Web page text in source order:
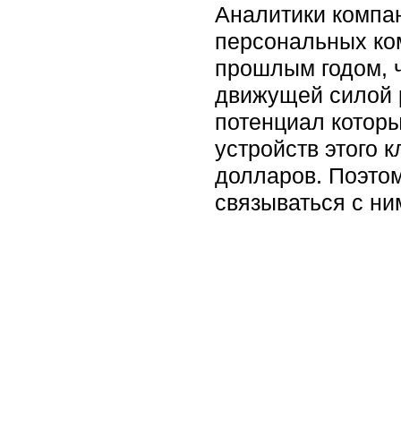
Аналитики
персональных
прошлым годом,
движущей силой
потенциал
устройств этого
долларов.
связываться с